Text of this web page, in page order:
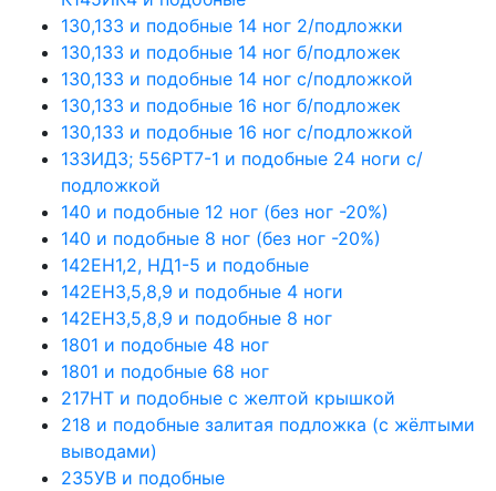
130,133 и подобные 14 ног 2/подложки
130,133 и подобные 14 ног б/подложек
130,133 и подобные 14 ног с/подложкой
130,133 и подобные 16 ног б/подложек
130,133 и подобные 16 ног с/подложкой
133ИД3; 556РТ7-1 и подобные 24 ноги с/
подложкой
140 и подобные 12 ног (без ног -20%)
140 и подобные 8 ног (без ног -20%)
142ЕН1,2, НД1-5 и подобные
142ЕН3,5,8,9 и подобные 4 ноги
142ЕН3,5,8,9 и подобные 8 ног
1801 и подобные 48 ног
1801 и подобные 68 ног
217НТ и подобные с желтой крышкой
218 и подобные залитая подложка (с жёлтыми
выводами)
235УВ и подобные